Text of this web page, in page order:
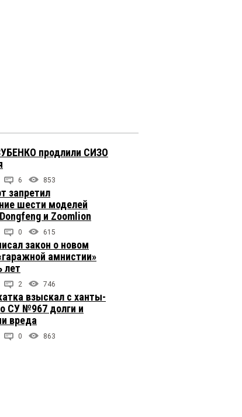
продлили СИЗО
6 853
запретил
шести моделей
и Zoomlion
0 615
закон о новом
амнистии»
лет
2 746
взыскал с ханты-
СУ №967 долги и
вреда
0 863